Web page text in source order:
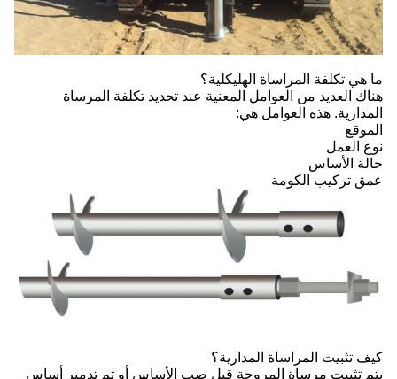
ما هي تكلفة المراساة الهليكلية؟
هناك العديد من العوامل المعنية عند تحديد تكلفة المرساة
المدارية. هذه العوامل هي:
الموقع
نوع العمل
حالة الأساس
عمق تركيب الكومة
كيف تثبيت المراساة المدارية؟
يتم تثبيت مرساة المروحة قبل صب الأساس أو تم تدمير أساس